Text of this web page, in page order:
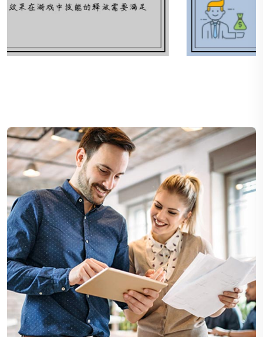
免费获得周瑜技能，战纪三国引领智慧